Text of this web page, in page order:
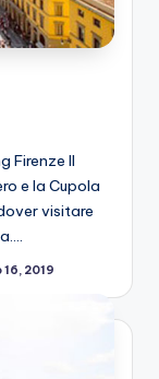
Firenze Il
e la Cupola
visitare
2019